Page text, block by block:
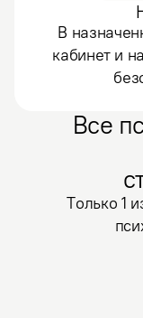
В
кабинет и
Все
Только 1